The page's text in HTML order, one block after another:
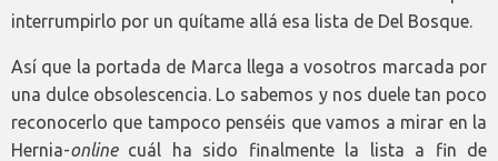
interrumpirlo por un quítame allá esa lista de Del Bosque.
Así que la portada de Marca llega a vosotros marcada por
una dulce obsolescencia. Lo sabemos y nos duele tan poco
reconocerlo que tampoco penséis que vamos a mirar en la
Hernia-onlinecuál ha sido finalmente la lista a fin de